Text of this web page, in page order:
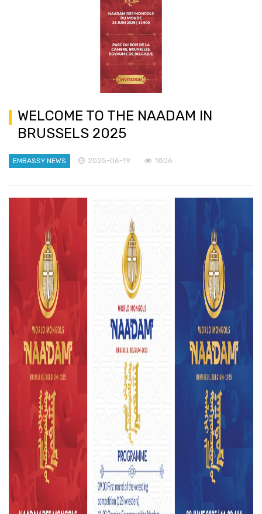
WELCOME TO THE NAADAM IN
BRUSSELS 2025
EMBASSY NEWS 2025-06-19 1806